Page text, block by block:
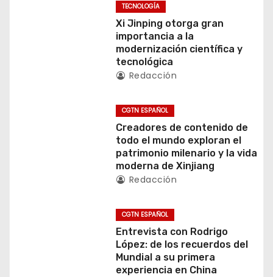
TECNOLOGÍA
Xi Jinping otorga gran
importancia a la
modernización científica y
tecnológica
Redacción
CGTN ESPAÑOL
Creadores de contenido de
todo el mundo exploran el
patrimonio milenario y la vida
moderna de Xinjiang
Redacción
CGTN ESPAÑOL
Entrevista con Rodrigo
López: de los recuerdos del
Mundial a su primera
experiencia en China